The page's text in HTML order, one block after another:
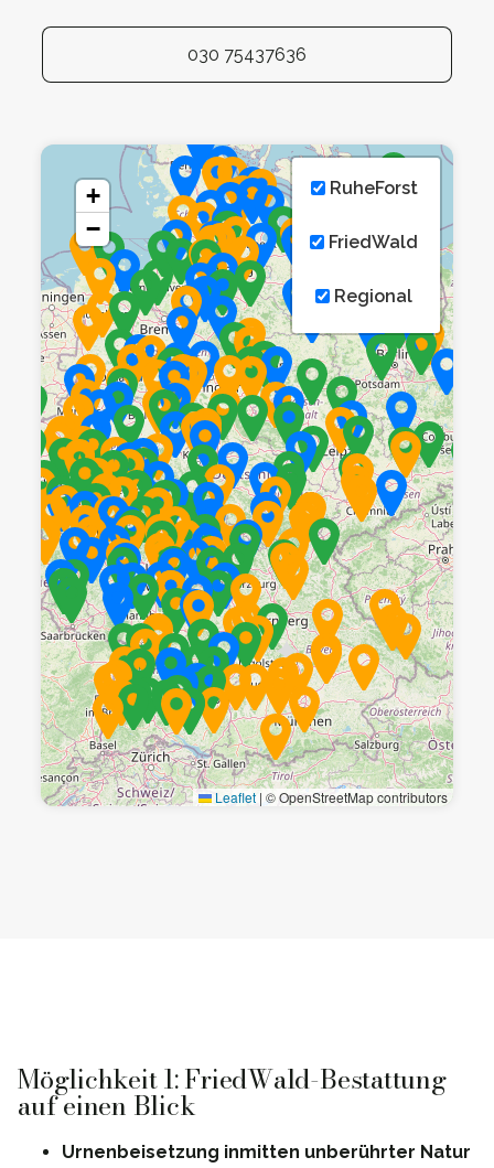
030 75437636
+
−
RuheForst
FriedWald
Regional
Leaflet | © OpenStreetMap contributors
Möglichkeit 1: FriedWald-Bestattung
auf einen Blick
Urnenbeisetzung inmitten unberührter Natur